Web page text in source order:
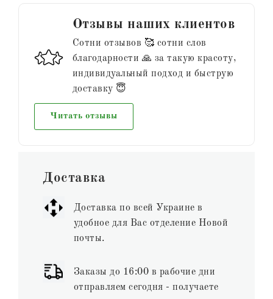
Отзывы наших клиентов
Сотни отзывов 🥰 сотни слов
благодарности 🙏 за такую красоту,
индивидуальный подход и быструю
доставку 😇
Читать отзывы
Доставка
Доставка по всей Украине в
удобное для Вас отделение Новой
почты.
Заказы до 16:00 в рабочие дни
отправляем сегодня - получаете